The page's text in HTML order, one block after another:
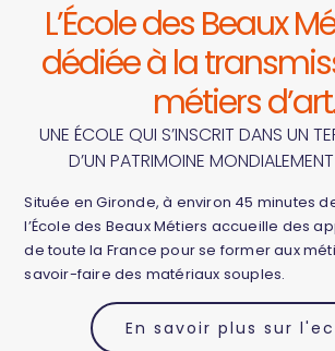
L’École des Beaux
dédiée à la
métiers d’art.
UNE ÉCOLE QUI S’INSCRIT DANS UN
D’UN PATRIMOINE
Située en Gironde, à environ 45 minutes
l’École des Beaux Métiers accueille des
de toute la France pour se former aux
savoir-faire des matériaux souples.
En savoir plus sur